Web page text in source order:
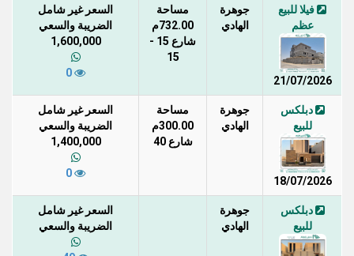
فيلا للبيع
عظم
21/07/2026
جوهرة
الهادي
مساحة
732.00م
شارع 15 -
15
السعر غير شامل
الضريبة والسعي
1,600,000
دبلكس
للبيع
18/07/2026
جوهرة
الهادي
مساحة
300.00م
شارع 40
السعر غير شامل
الضريبة والسعي
1,400,000
دبلكس
للبيع
جوهرة
الهادي
السعر غير شامل
الضريبة والسعي